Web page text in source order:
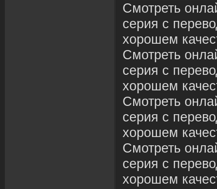
Смотреть
серия с
хорошем
Смотреть
серия с
хорошем
Смотреть
серия с
хорошем
Смотреть
серия с
хорошем